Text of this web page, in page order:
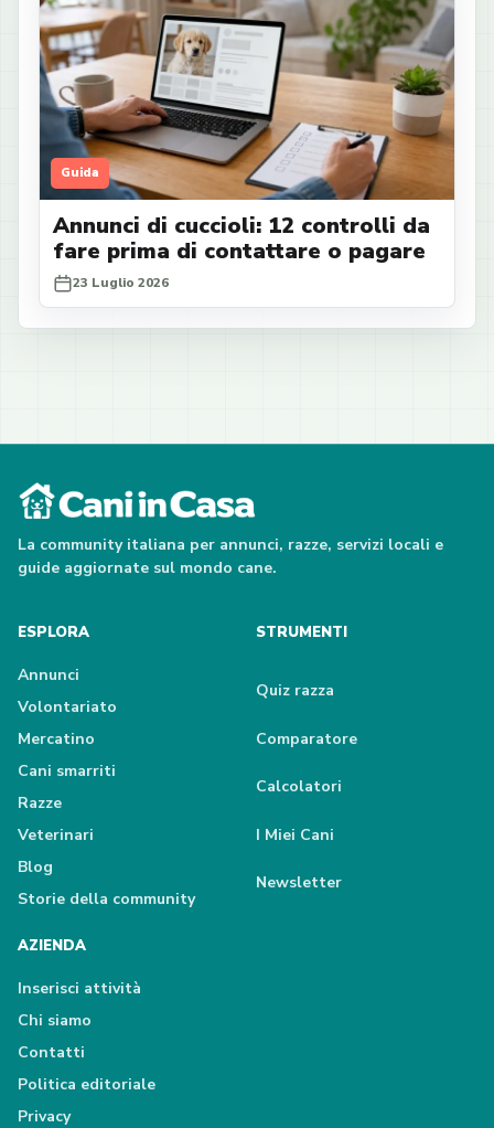
Guida
Annunci di cuccioli: 12 controlli da
fare prima di contattare o pagare
23 Luglio 2026
La community italiana per annunci, razze, servizi locali e
guide aggiornate sul mondo cane.
ESPLORA
Annunci
Volontariato
Mercatino
Cani smarriti
Razze
Veterinari
Blog
Storie della community
STRUMENTI
Quiz razza
Comparatore
Calcolatori
I Miei Cani
Newsletter
AZIENDA
Inserisci attività
Chi siamo
Contatti
Politica editoriale
Privacy